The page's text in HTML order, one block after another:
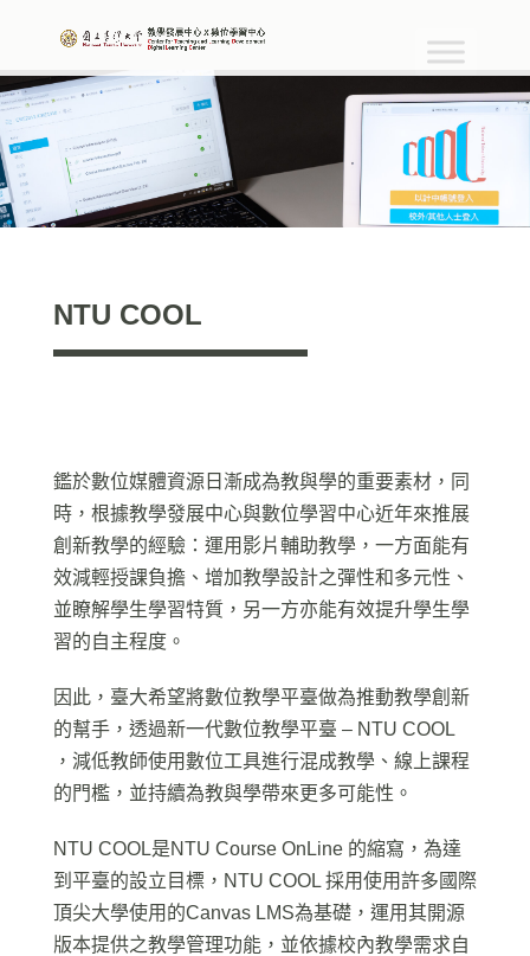
NTU COOL
鑑於數位媒體資源日漸成為教與學的重要素材，同
時，根據教學發展中心與數位學習中心近年來推展
創新教學的經驗：運用影片輔助教學，一方面能有
效減輕授課負擔、增加教學設計之彈性和多元性、
並瞭解學生學習特質，另一方亦能有效提升學生學
習的自主程度。
因此，臺大希望將數位教學平臺做為推動教學創新
的幫手，透過新一代數位教學平臺 – NTU COOL
，減低教師使用數位工具進行混成教學、線上課程
的門檻，並持續為教與學帶來更多可能性。
NTU COOL是NTU Course OnLine 的縮寫，為達
到平臺的設立目標，NTU COOL 採用使用許多國際
頂尖大學使用的Canvas LMS為基礎，運用其開源
版本提供之教學管理功能，並依據校內教學需求自